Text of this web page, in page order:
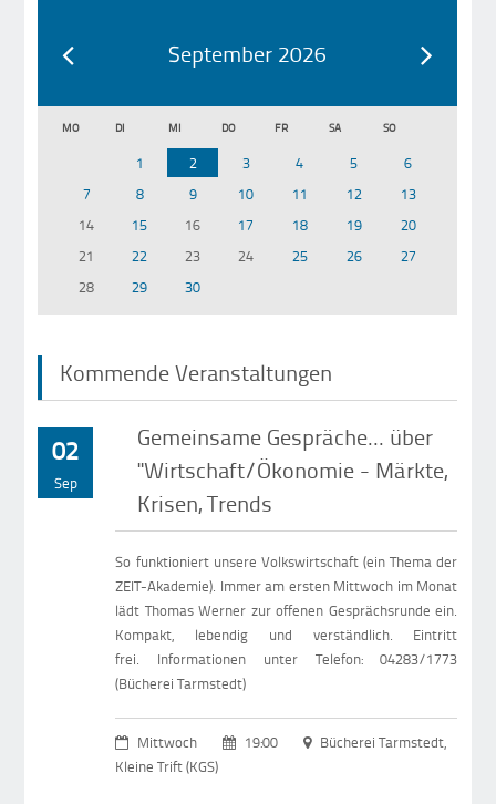
September 2026
MO DI MI DO FR SA SO
1 2 3 4 5
6
7
8 9 10 11 12
13
14
15 16 17 18 19
20
21
22 23 24 25 26
27
28
29 30
Kommende Veranstaltungen
02
Sep
Gemeinsame Gespräche... über
"Wirtschaft/Ökonomie - Märkte,
Krisen, Trends
So funktioniert unsere Volkswirtschaft (ein Thema der
ZEIT-Akademie). Immer am ersten Mittwoch im Monat
lädt Thomas Werner zur offenen Gesprächsrunde ein.
Kompakt, lebendig und verständlich. Eintritt
frei. Informationen unter Telefon: 04283/1773
(Bücherei Tarmstedt)
Mittwoch 19:00
Bücherei Tarmstedt,
Kleine Trift (KGS)